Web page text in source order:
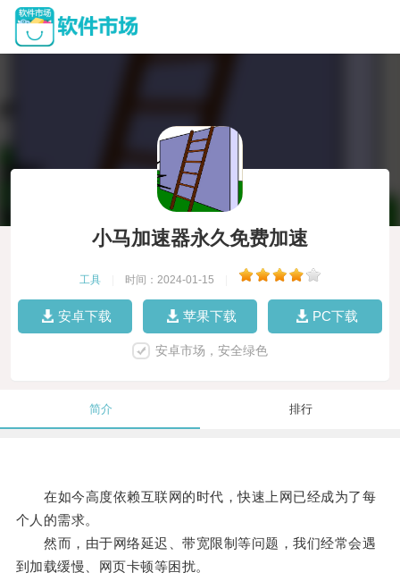
小马加速器永久免费加速
工具 时间：2024-01-15
安卓下载 苹果下载 PC下载
安卓市场，安全绿色
简介 排行
在如今高度依赖互联网的时代，快速上网已经成为了每
个人的需求。
然而，由于网络延迟、带宽限制等问题，我们经常会遇
到加载缓慢、网页卡顿等困扰。